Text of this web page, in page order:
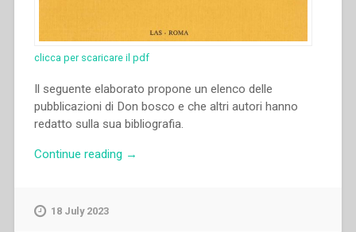
clicca per scaricare il pdf
Il seguente elaborato propone un elenco delle
pubblicazioni di Don bosco e che altri autori hanno
redatto sulla sua bibliografia.
Continue reading “Saverio
→
18 July 2023